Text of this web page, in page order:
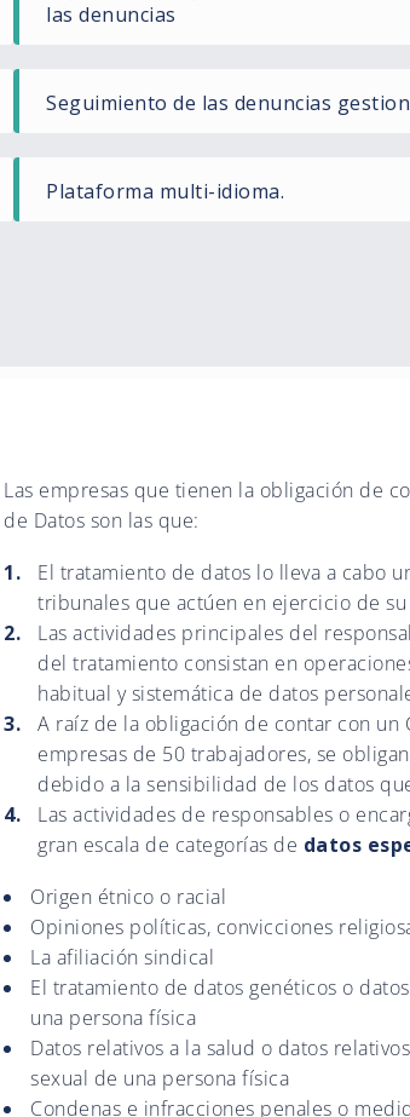
las denuncias
Seguimiento de las denuncias
Plataforma multi-idioma.
Las empresas que tienen la obligación de
de Datos son las que:
El tratamiento de datos lo lleva a cabo
tribunales que actúen en ejercicio de
Las actividades principales del
del tratamiento consistan en
habitual y sistemática de datos
A raíz de la obligación de contar con un
empresas de 50 trabajadores, se
debido a la sensibilidad de los datos
Las actividades de responsables o
gran escala de categorías de datos
Origen étnico o racial
Opiniones políticas, convicciones
La afiliación sindical
El tratamiento de datos genéticos o
una persona física
Datos relativos a la salud o datos
sexual de una persona física
Condenas e infracciones penales o